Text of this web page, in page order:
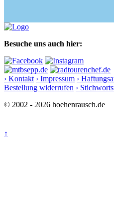
Besuche uns auch hier:
› Kontakt › Impressum ›
Bestellung widerrufen ›
© 2002 - 2026 hoehenrausch.de
↑